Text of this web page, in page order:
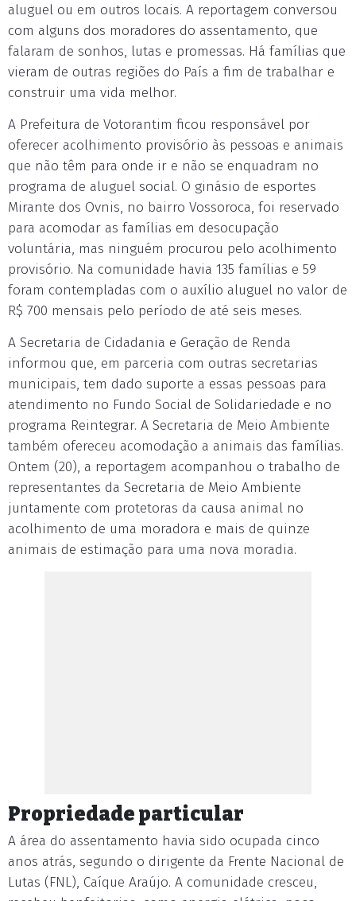
aluguel ou em outros locais. A reportagem conversou
com alguns dos moradores do assentamento, que
falaram de sonhos, lutas e promessas. Há famílias que
vieram de outras regiões do País a fim de trabalhar e
construir uma vida melhor.
A Prefeitura de Votorantim ficou responsável por
oferecer acolhimento provisório às pessoas e animais
que não têm para onde ir e não se enquadram no
programa de aluguel social. O ginásio de esportes
Mirante dos Ovnis, no bairro Vossoroca, foi reservado
para acomodar as famílias em desocupação
voluntária, mas ninguém procurou pelo acolhimento
provisório. Na comunidade havia 135 famílias e 59
foram contempladas com o auxílio aluguel no valor de
R$ 700 mensais pelo período de até seis meses.
A Secretaria de Cidadania e Geração de Renda
informou que, em parceria com outras secretarias
municipais, tem dado suporte a essas pessoas para
atendimento no Fundo Social de Solidariedade e no
programa Reintegrar. A Secretaria de Meio Ambiente
também ofereceu acomodação a animais das famílias.
Ontem (20), a reportagem acompanhou o trabalho de
representantes da Secretaria de Meio Ambiente
juntamente com protetoras da causa animal no
acolhimento de uma moradora e mais de quinze
animais de estimação para uma nova moradia.
Propriedade particular
A área do assentamento havia sido ocupada cinco
anos atrás, segundo o dirigente da Frente Nacional de
Lutas (FNL), Caíque Araújo. A comunidade cresceu,